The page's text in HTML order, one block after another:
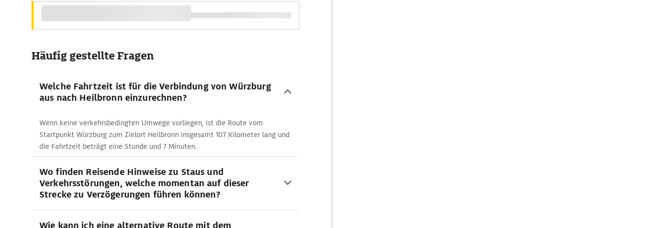
Häufig gestellte Fragen
Welche Fahrtzeit ist für die Verbindung von Würzburg
aus nach Heilbronn einzurechnen?
Wenn keine verkehrsbedingten Umwege vorliegen, ist die Route vom
Startpunkt Würzburg zum Zielort Heilbronn insgesamt 107 Kilometer lang und
die Fahrtzeit beträgt eine Stunde und 7 Minuten.
Wo finden Reisende Hinweise zu Staus und
Verkehrsstörungen, welche momentan auf dieser
Strecke zu Verzögerungen führen können?
Wie kann ich eine alternative Route mit dem